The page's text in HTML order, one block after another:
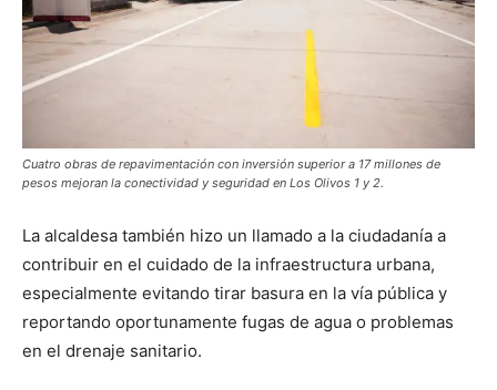
Cuatro obras de repavimentación con inversión superior a 17 millones de
pesos mejoran la conectividad y seguridad en Los Olivos 1 y 2.
La alcaldesa también hizo un llamado a la ciudadanía a
contribuir en el cuidado de la infraestructura urbana,
especialmente evitando tirar basura en la vía pública y
reportando oportunamente fugas de agua o problemas
en el drenaje sanitario.